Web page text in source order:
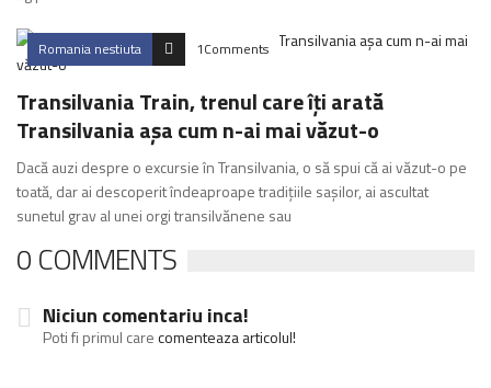
Romania nestiuta 1Comments
Transilvania Train, trenul care îți arată
Transilvania așa cum n-ai mai văzut-o
Dacă auzi despre o excursie în Transilvania, o să spui că ai văzut-o pe
toată, dar ai descoperit îndeaproape tradiţiile saşilor, ai ascultat
sunetul grav al unei orgi transilvănene sau
0 COMMENTS
Niciun comentariu inca!
Poti fi primul carecomenteaza articolul!